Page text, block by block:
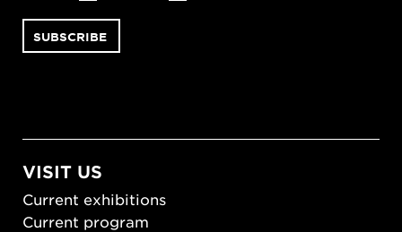
VISIT US
Current exhibitions
Current program